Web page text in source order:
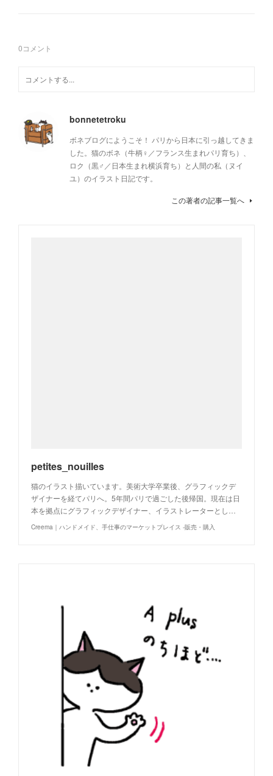
0コメント
bonnetetroku
ボネブログにようこそ！ パリから日本に引っ越してきま
した。猫のボネ（牛柄♀／フランス生まれパリ育ち）、
ロク（黒♂／日本生まれ横浜育ち）と人間の私（ヌイ
ユ）のイラスト日記です。
この著者の記事一覧へ
petites_nouilles
猫のイラスト描いています。美術大学卒業後、グラフィックデ
ザイナーを経てパリへ。5年間パリで過ごした後帰国。現在は日
本を拠点にグラフィックデザイナー、イラストレーターとし…
Creema｜ハンドメイド、手仕事のマーケットプレイス -販売・購入